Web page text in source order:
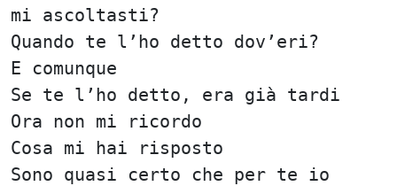
mi ascoltasti?
Quando te l’ho detto dov’eri?
E comunque
Se te l’ho detto, era già tardi
Ora non mi ricordo
Cosa mi hai risposto
Sono quasi certo che per te io